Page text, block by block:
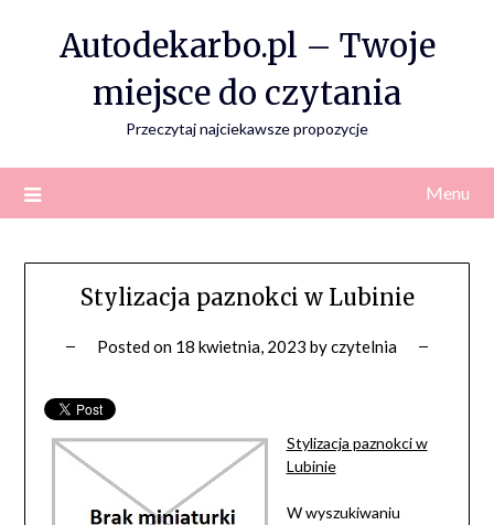
Autodekarbo.pl – Twoje
miejsce do czytania
Przeczytaj najciekawsze propozycje
Menu
Stylizacja paznokci w Lubinie
Posted on 18 kwietnia, 2023 byczytelnia
Stylizacja paznokci w
Lubinie
W wyszukiwaniu